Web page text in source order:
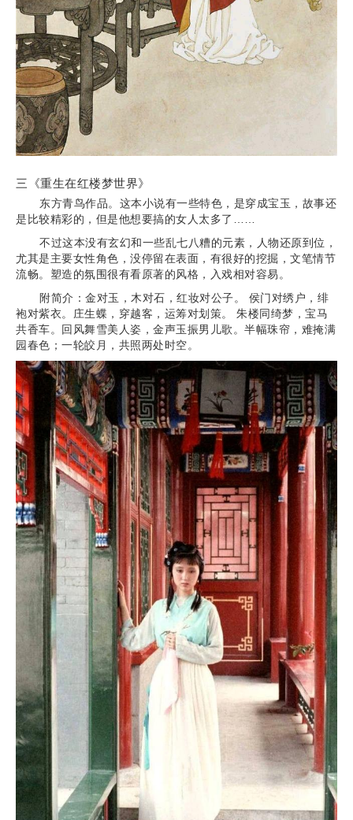
三《重生在红楼梦世界》
东方青鸟作品。这本小说有一些特色，是穿成宝玉，故事还
是比较精彩的，但是他想要搞的女人太多了……
不过这本没有玄幻和一些乱七八糟的元素，人物还原到位，
尤其是主要女性角色，没停留在表面，有很好的挖掘，文笔情节
流畅。塑造的氛围很有看原著的风格，入戏相对容易。
附简介：金对玉，木对石，红妆对公子。 侯门对绣户，绯
袍对紫衣。庄生蝶，穿越客，运筹对划策。 朱楼同绮梦，宝马
共香车。回风舞雪美人姿，金声玉振男儿歌。半幅珠帘，难掩满
园春色；一轮皎月，共照两处时空。